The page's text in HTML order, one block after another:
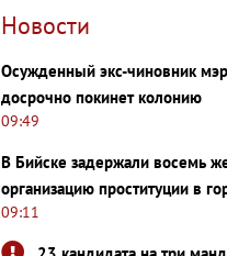
Новости
Осужденный экс-чиновник
досрочно покинет колонию
09:49
В Бийске задержали восемь
организацию проституции в
09:11